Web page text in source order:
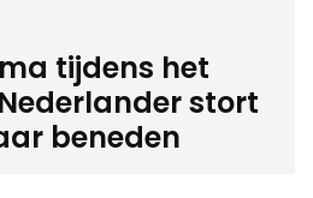
tijdens het
stort
beneden